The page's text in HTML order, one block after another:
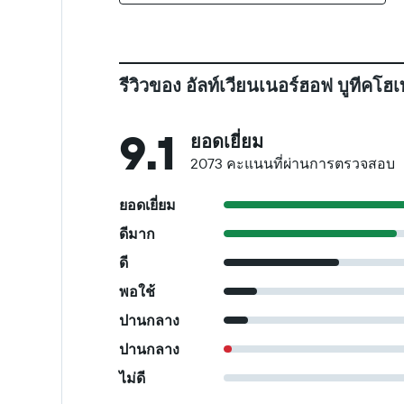
รีวิวของ อัลท์เวียนเนอร์ฮอฟ บูทีคโฮ
9.1 ยอดเยี่ยม
2073 คะแนนที่ผ่านการตรวจสอบ
ยอดเยี่ยม
ดีมาก
ดี
พอใช้
ปานกลาง
ปานกลาง
ไม่ดี